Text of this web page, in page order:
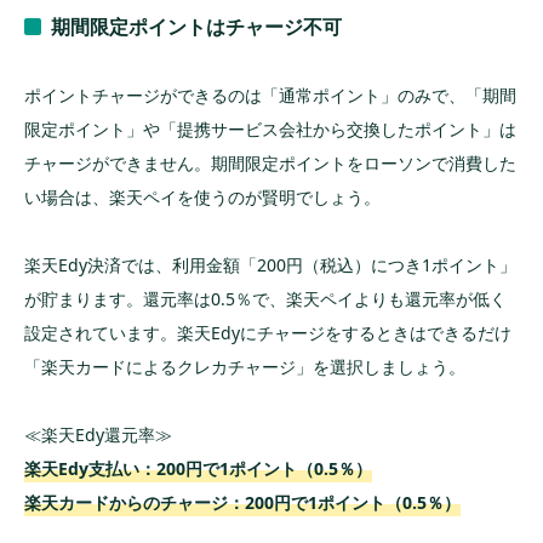
期間限定ポイントはチャージ不可
ポイントチャージができるのは「通常ポイント」のみで、「期間
限定ポイント」や「提携サービス会社から交換したポイント」は
チャージができません。期間限定ポイントをローソンで消費した
い場合は、楽天ペイを使うのが賢明でしょう。
楽天Edy決済では、利用金額「200円（税込）につき1ポイント」
が貯まります。還元率は0.5％で、楽天ペイよりも還元率が低く
設定されています。楽天Edyにチャージをするときはできるだけ
「楽天カードによるクレカチャージ」を選択しましょう。
≪楽天Edy還元率≫
楽天Edy支払い：200円で1ポイント（0.5％）
楽天カードからのチャージ：200円で1ポイント（0.5％）